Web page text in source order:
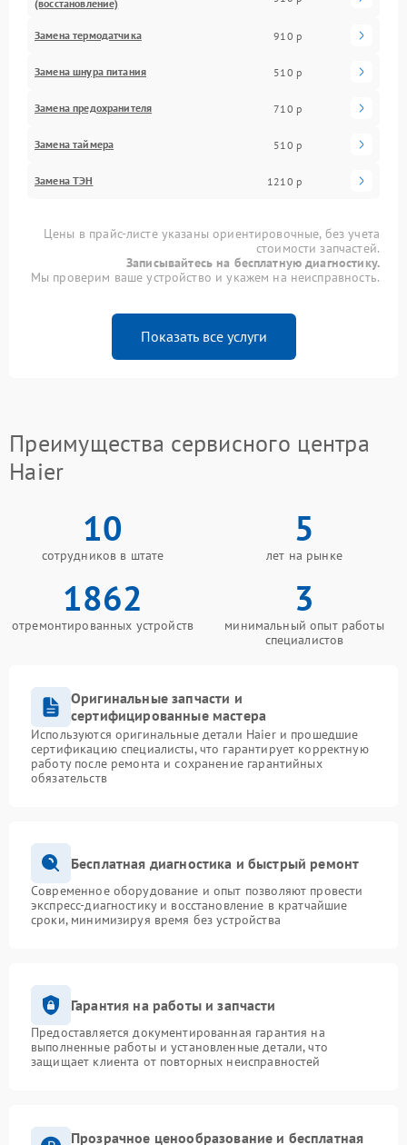
(восстановление)
Замена термодатчика 910 р
Замена шнура питания 510 р
Замена предохранителя 710 р
Замена таймера 510 р
Замена ТЭН 1210 р
Цены в прайс-листе указаны ориентировочные, без учета
стоимости запчастей.
Записывайтесь на бесплатную диагностику.
Мы проверим ваше устройство и укажем на неисправность.
Показать все услуги
Преимущества сервисного центра
Haier
10
сотрудников в штате
5
лет на рынке
1862
отремонтированных устройств
3
минимальный опыт работы
специалистов
Оригинальные запчасти и
сертифицированные мастера
Используются оригинальные детали Haier и прошедшие
сертификацию специалисты, что гарантирует корректную
работу после ремонта и сохранение гарантийных
обязательств
Бесплатная диагностика и быстрый ремонт
Современное оборудование и опыт позволяют провести
экспресс-диагностику и восстановление в кратчайшие
сроки, минимизируя время без устройства
Гарантия на работы и запчасти
Предоставляется документированная гарантия на
выполненные работы и установленные детали, что
защищает клиента от повторных неисправностей
Прозрачное ценообразование и бесплатная